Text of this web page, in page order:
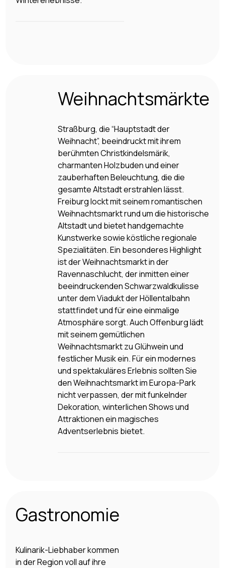
Weihnachtsmärkte
Straßburg, die “Hauptstadt der
Weihnacht”, beeindruckt mit ihrem
berühmten Christkindelsmärik,
charmanten Holzbuden und einer
zauberhaften Beleuchtung, die die
gesamte Altstadt erstrahlen lässt.
Freiburg lockt mit seinem romantischen
Weihnachtsmarkt rund um die historische
Altstadt und bietet handgemachte
Kunstwerke sowie köstliche regionale
Spezialitäten. Ein besonderes Highlight
ist der Weihnachtsmarkt in der
Ravennaschlucht, der inmitten einer
beeindruckenden Schwarzwaldkulisse
unter dem Viadukt der Höllentalbahn
stattfindet und für eine einmalige
Atmosphäre sorgt. Auch Offenburg lädt
mit seinem gemütlichen
Weihnachtsmarkt zu Glühwein und
festlicher Musik ein. Für ein modernes
und spektakuläres Erlebnis sollten Sie
den Weihnachtsmarkt im Europa-Park
nicht verpassen, der mit funkelnder
Dekoration, winterlichen Shows und
Attraktionen ein magisches
Adventserlebnis bietet.
Gastronomie
Kulinarik-Liebhaber kommen
in der Region voll auf ihre